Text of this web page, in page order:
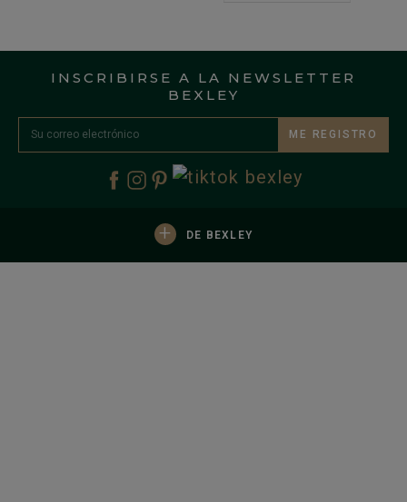
INSCRIBIRSE A LA NEWSLETTER
BEXLEY
ME REGISTRO
+ DE BEXLEY